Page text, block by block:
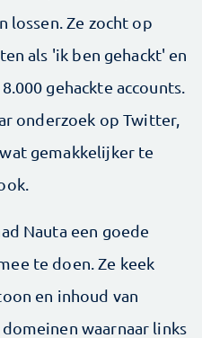
lossen. Ze zocht op
als 'ik ben gehackt' en
gehackte accounts.
onderzoek op Twitter,
gemakkelijker te
Nauta een goede
te doen. Ze keek
en inhoud van
waarnaar links